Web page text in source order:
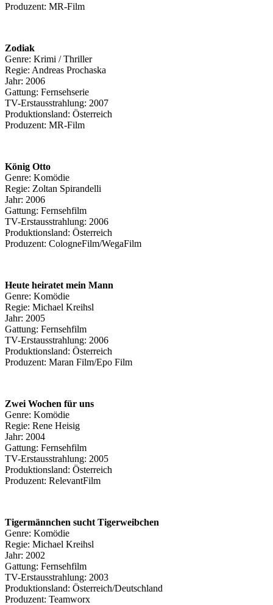
Produzent: MR-Film
Zodiak
Genre: Krimi / Thriller
Regie: Andreas Prochaska
Jahr: 2006
Gattung: Fernsehserie
TV-Erstausstrahlung: 2007
Produktionsland: Österreich
Produzent: MR-Film
König Otto
Genre: Komödie
Regie: Zoltan Spirandelli
Jahr: 2006
Gattung: Fernsehfilm
TV-Erstausstrahlung: 2006
Produktionsland: Österreich
Produzent: CologneFilm/WegaFilm
Heute heiratet mein Mann
Genre: Komödie
Regie: Michael Kreihsl
Jahr: 2005
Gattung: Fernsehfilm
TV-Erstausstrahlung: 2006
Produktionsland: Österreich
Produzent: Maran Film/Epo Film
Zwei Wochen für uns
Genre: Komödie
Regie: Rene Heisig
Jahr: 2004
Gattung: Fernsehfilm
TV-Erstausstrahlung: 2005
Produktionsland: Österreich
Produzent: RelevantFilm
Tigermännchen sucht Tigerweibchen
Genre: Komödie
Regie: Michael Kreihsl
Jahr: 2002
Gattung: Fernsehfilm
TV-Erstausstrahlung: 2003
Produktionsland: Österreich/Deutschland
Produzent: Teamworx